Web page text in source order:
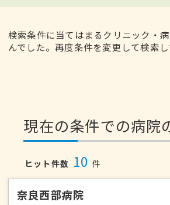
検索条件に当てはまるクリニック・
んでした。再度条件を変更して検索し
現在の条件での病院
ヒット件数 10 件
奈良西部病院